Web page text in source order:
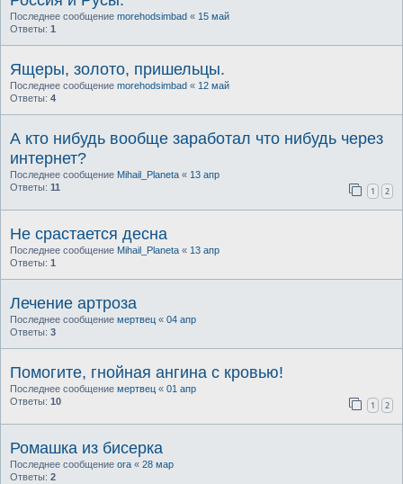
Последнее сообщение morehodsimbad « 15 май
Ответы: 1
Ящеры, золото, пришельцы.
Последнее сообщение morehodsimbad « 12 май
Ответы: 4
А кто нибудь вообще заработал что нибудь через
интернет?
Последнее сообщение Mihail_Planeta « 13 апр
Ответы: 11 1 2
Не срастается десна
Последнее сообщение Mihail_Planeta « 13 апр
Ответы: 1
Лечение артроза
Последнее сообщение мертвец « 04 апр
Ответы: 3
Помогите, гнойная ангина с кровью!
Последнее сообщение мертвец « 01 апр
Ответы: 10 1 2
Ромашка из бисерка
Последнее сообщение ora « 28 мар
Ответы: 2